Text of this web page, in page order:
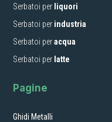
Serbatoi per liquori
Serbatoi per industria
Serbatoi peracqua
Serbatoi per latte
Pagine
Ghidi Metalli